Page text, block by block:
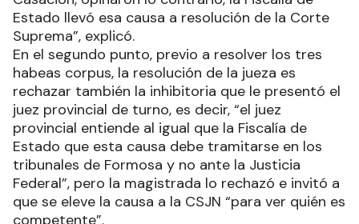
Estado llevó esa causa a resolución de la Corte
Suprema”, explicó.
En el segundo punto, previo a resolver los tres
habeas corpus, la resolución de la jueza es
rechazar también la inhibitoria que le presentó el
juez provincial de turno, es decir, “el juez
provincial entiende al igual que la Fiscalía de
Estado que esta causa debe tramitarse en los
tribunales de Formosa y no ante la Justicia
Federal”, pero la magistrada lo rechazó e invitó a
que se eleve la causa a la CSJN “para ver quién es